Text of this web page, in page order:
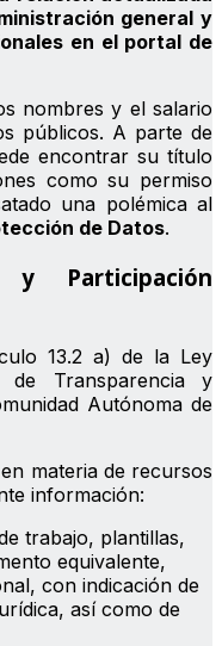
general y
en el portal de
nombres y el salario
públicos. A parte de
encontrar su título
como su permiso
una polémica al
de Datos.
Participación
13.2 a) de la Ley
de Transparencia y
Autónoma de
materia de recursos
información:
trabajo, plantillas,
equivalente,
con indicación de
así como de